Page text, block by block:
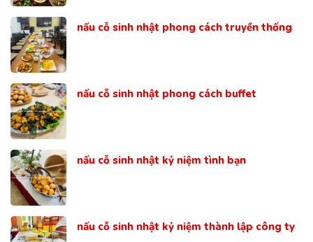
nấu cỗ sinh nhật phong cách truyền thống
nấu cỗ sinh nhật phong cách buffet
nấu cỗ sinh nhật kỷ niệm tình bạn
nấu cỗ sinh nhật kỷ niệm thành lập công ty